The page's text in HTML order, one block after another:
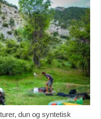
dun og syntetisk